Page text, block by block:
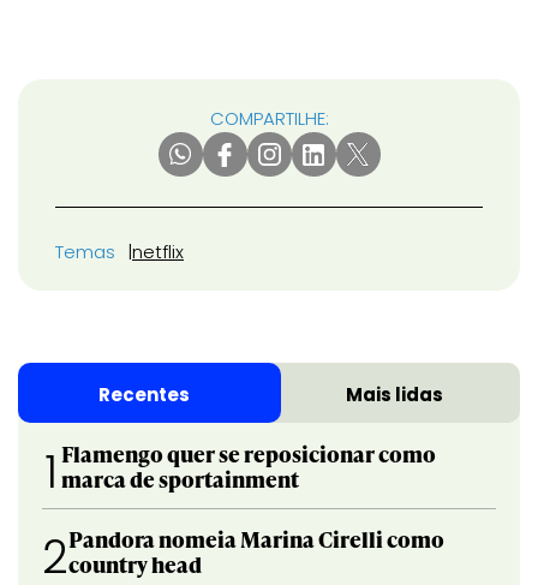
COMPARTILHE:
Temas netflix
Recentes Mais lidas
1 Flamengo quer se reposicionar como
marca de sportainment
2Pandora nomeia Marina Cirelli como
country head